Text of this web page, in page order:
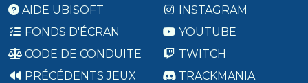
AIDE UBISOFT
FONDS D'ÉCRAN
CODE DE CONDUITE
PRÉCÉDENTS JEUX
INSTAGRAM
YOUTUBE
TWITCH
TRACKMANIA